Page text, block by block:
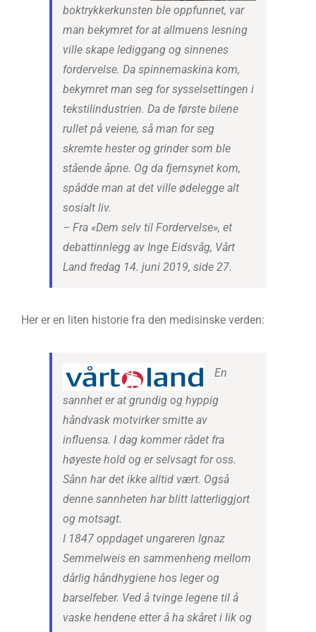
boktrykkerkunsten ble oppfunnet, var
man bekymret for at allmuens lesning
ville skape lediggang og sinnenes
fordervelse. Da spinnemaskina kom,
bekymret man seg for sysselsettingen i
tekstilindustrien. Da de første bilene
rullet på veiene, så man for seg
skremte hester og grinder som ble
stående åpne. Og da fjernsynet kom,
spådde man at det ville ødelegge alt
sosialt liv.
– Fra «Dem selv til Fordervelse», et
debattinnlegg av Inge Eidsvåg, Vårt
Land fredag 14. juni 2019, side 27.
Her er en liten historie fra den medisinske verden:
En
sannhet er at grundig og hyppig
håndvask motvirker smitte av
influensa. I dag kommer rådet fra
høyeste hold og er selvsagt for oss.
Sånn har det ikke alltid vært. Også
denne sannheten har blitt latterliggjort
og motsagt.
I 1847 oppdaget ungareren Ignaz
Semmelweis en sammenheng mellom
dårlig håndhygiene hos leger og
barselfeber. Ved å tvinge legene til å
vaske hendene etter å ha skåret i lik og